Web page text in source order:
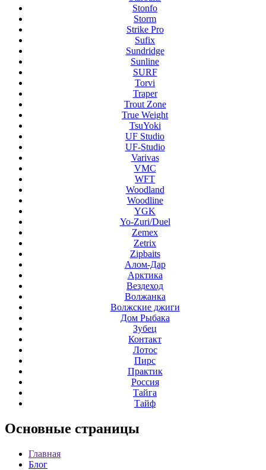
Stonfo
Storm
Strike Pro
Sufix
Sundridge
Sunline
SURF
Torvi
Traper
Trout Zone
True Weight
TsuYoki
UF Studio
UF-Studio
Varivas
VMC
WFT
Woodland
Woodline
YGK
Yo-Zuri/Duel
Zemex
Zetrix
Zipbaits
Алом-Дар
Арктика
Вездеход
Волжанка
Волжские джиги
Дом Рыбака
Зубец
Контакт
Лотос
Пирс
Практик
Россия
Тайга
Тайф
Основные страницы
Главная
Блог